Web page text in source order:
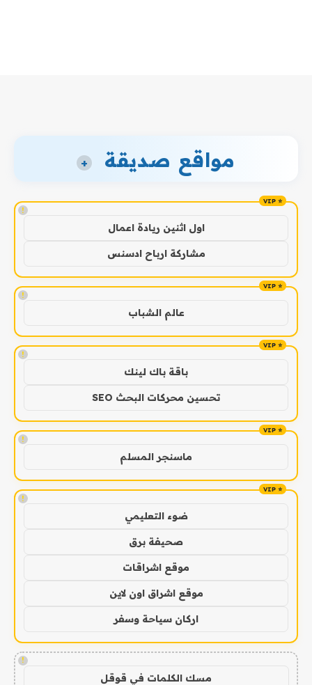
مواقع صديقة +
!
اول اثنين ريادة اعمال
مشاركة ارباح ادسنس
!
عالم الشباب
!
باقة باك لينك
تحسين محركات البحث SEO
!
ماسنجر المسلم
!
ضوء التعليمي
صحيفة برق
موقع اشراقات
موقع اشراق اون لاين
اركان سياحة وسفر
!
مسك الكلمات في قوقل